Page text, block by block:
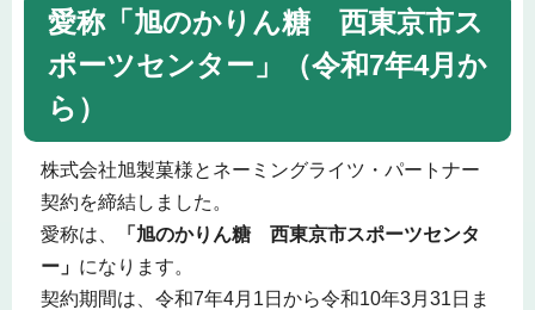
愛称「旭のかりん糖 西東京市ス
ポーツセンター」（令和7年4月か
ら）
株式会社旭製菓様とネーミングライツ・パートナー
契約を締結しました。
愛称は、
「旭のかりん糖 西東京市スポーツセンタ
ー」 になります。
契約期間は、令和7年4月1日から令和10年3月31日ま